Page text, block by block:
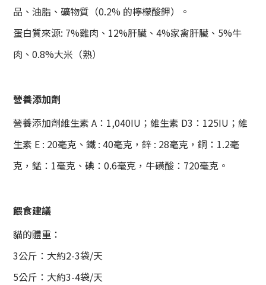
品、油脂、礦物質（0.2% 的檸檬酸鉀）。
蛋白質來源: 7%雞肉、12%肝臟、4%家禽肝臟、5%牛
肉、0.8%大米（熟）
營養添加劑
營養添加劑維生素 A：1,040IU；維生素 D3：125IU；維
生素 E : 20毫克、鐵 : 40毫克，鋅 : 28毫克，銅：1.2毫
克，錳：1毫克、碘：0.6毫克，牛磺酸：720毫克。
餵食建議
貓的體重：
3公斤：大約2-3袋/天
5公斤：大約3-4袋/天